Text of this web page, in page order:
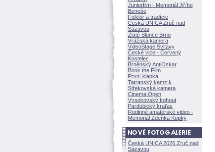
Juniorfilm - Memoriál Jiřího
Beneše
Folklór a tradície
Česká UNICA Zruč nad
Sázavou
Zlaté Slunce Brno
Vrážská kamera
VideoStage Svitavy
České vize - Červený
Kostelec
Brněnský AntiOskar
Book the Film
První klapka
Tatranský kamzík
Střekovská kamera
Cinema Open
Vysokovský kohout
Pardubický kraťas
Rodinné amatérské video -
Memoriál Zdeňka Kopky
Česká UNICA 2026 Zruč nad
Sázavou